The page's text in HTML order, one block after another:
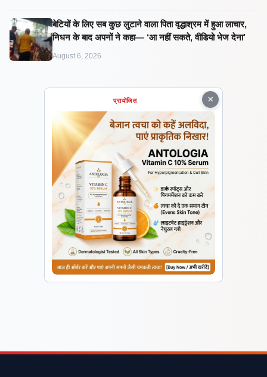
बेटियों के लिए सब कुछ लुटाने वाला पिता वृद्धाश्रम में हुआ लाचार,
निधन के बाद अपनों ने कहा— ‘आ नहीं सकते, वीडियो भेज देना’
August 6, 2026
×
प्रायोजित